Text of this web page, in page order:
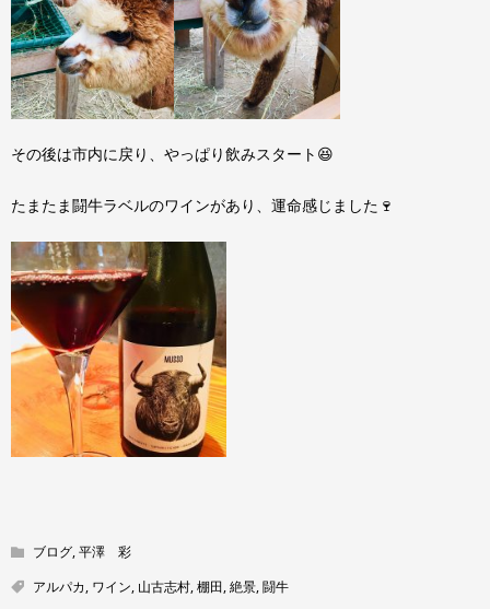
その後は市内に戻り、やっぱり飲みスタート😆
たまたま闘牛ラベルのワインがあり、運命感じました🍷
ブログ,平澤 彩
アルパカ, ワイン, 山古志村,棚田,絶景,闘牛